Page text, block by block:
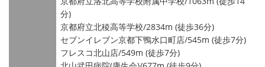
分)
京都府立北稜高等学校/2834m (徒歩36分)
セブンイレブン京都下鴨水口町店/545m (徒歩7分)
フレスコ北山店/549m (徒歩7分)